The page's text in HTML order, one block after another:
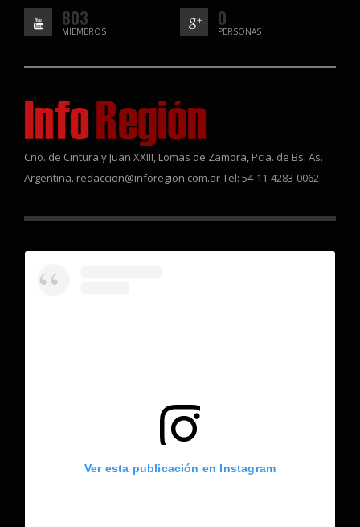
803
MIEMBROS
0
PERSONAS
Cno. de Cintura y Juan XXIII, Lomas de Zamora, Pcia. de Bs. As.
Argentina. redaccion@inforegion.com.ar Tel: 54-11-4283-0062
Ver esta publicación en Instagram